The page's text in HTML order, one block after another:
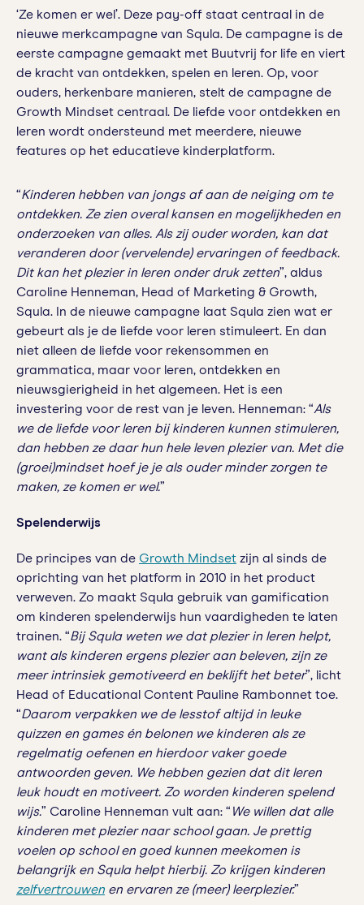
‘Ze komen er wel’. Deze pay-off staat centraal in de
nieuwe merkcampagne van Squla. De campagne is de
eerste campagne gemaakt met Buutvrij for life en viert
de kracht van ontdekken, spelen en leren. Op, voor
ouders, herkenbare manieren, stelt de campagne de
Growth Mindset centraal. De liefde voor ontdekken en
leren wordt ondersteund met meerdere, nieuwe
features op het educatieve kinderplatform.
“Kinderen hebben van jongs af aan de neiging om te
ontdekken. Ze zien overal kansen en mogelijkheden en
onderzoeken van alles. Als zij ouder worden, kan dat
veranderen door (vervelende) ervaringen of feedback.
Dit kan het plezier in leren onder druk zetten”, aldus
Caroline Henneman, Head of Marketing & Growth,
Squla. In de nieuwe campagne laat Squla zien wat er
gebeurt als je de liefde voor leren stimuleert. En dan
niet alleen de liefde voor rekensommen en
grammatica, maar voor leren, ontdekken en
nieuwsgierigheid in het algemeen. Het is een
investering voor de rest van je leven. Henneman: “Als
we de liefde voor leren bij kinderen kunnen stimuleren,
dan hebben ze daar hun hele leven plezier van. Met die
(groei)mindset hoef je je als ouder minder zorgen te
maken, ze komen er wel.”
Spelenderwijs
De principes van de Growth Mindset zijn al sinds de
oprichting van het platform in 2010 in het product
verweven. Zo maakt Squla gebruik van gamification
om kinderen spelenderwijs hun vaardigheden te laten
trainen. “Bij Squla weten we dat plezier in leren helpt,
want als kinderen ergens plezier aan beleven, zijn ze
meer intrinsiek gemotiveerd en beklijft het beter”, licht
Head of Educational Content Pauline Rambonnet toe.
“Daarom verpakken we de lesstof altijd in leuke
quizzen en games én belonen we kinderen als ze
regelmatig oefenen en hierdoor vaker goede
antwoorden geven. We hebben gezien dat dit leren
leuk houdt en motiveert. Zo worden kinderen spelend
wijs.” Caroline Henneman vult aan: “ We willen dat alle
kinderen met plezier naar school gaan. Je prettig
voelen op school en goed kunnen meekomen is
belangrijk en Squla helpt hierbij. Zo krijgen kinderen
zelfvertrouwen en ervaren ze (meer) leerplezier.”